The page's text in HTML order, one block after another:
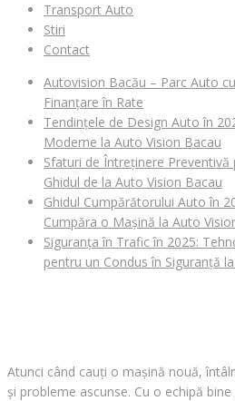
Transport Auto
Stiri
Contact
Autovision Bacău – Parc Auto
Finanțare în Rate
Tendințele de Design Auto în
Moderne la Auto Vision Bacau
Sfaturi de Întreținere
Ghidul de la Auto Vision Bacau
Ghidul Cumpărătorului Auto în
Cumpăra o Mașină la Auto
Siguranța în Trafic în 2025:
pentru un Condus în Siguranță
Atunci când cauți o mașină nouă,
și probleme ascunse. Cu o echipă